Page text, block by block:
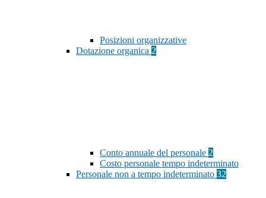
Posizioni organizzative
Dotazione organica 2
Conto annuale del personale 2
Costo personale tempo indeterminato
Personale non a tempo indeterminato 32